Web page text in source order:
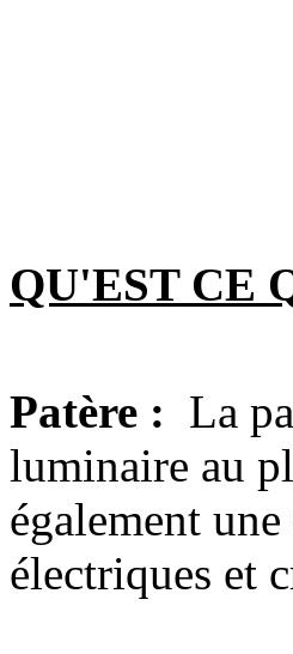
QU'EST CE
Patère : La
luminaire au
également
électriques et